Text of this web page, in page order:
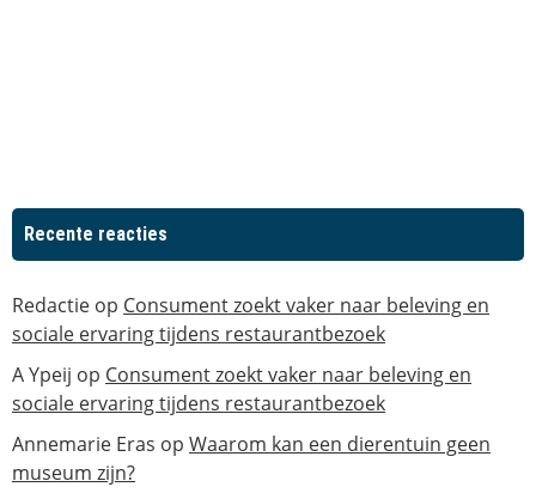
Recente reacties
Redactie op Consument zoekt vaker naar beleving en
sociale ervaring tijdens restaurantbezoek
A Ypeij op Consument zoekt vaker naar beleving en
sociale ervaring tijdens restaurantbezoek
Annemarie Eras op Waarom kan een dierentuin geen
museum zijn?